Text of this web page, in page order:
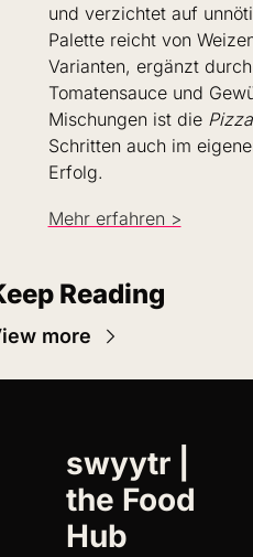
und verzichtet auf
Palette reicht von
Varianten, ergänzt
Tomatensauce und
Mischungen ist die
Schritten auch im
Erfolg.
Mehr erfahren >
Reading
more
swyytr |
the Food
Hub